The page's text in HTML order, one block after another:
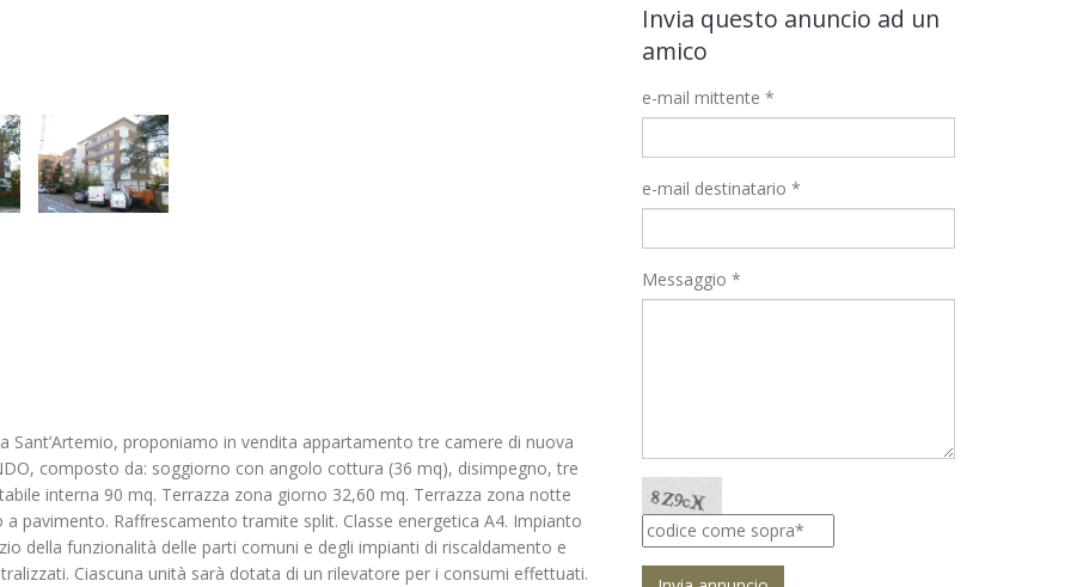
Sant’Artemio, proponiamo in vendita appartamento tre camere di nuova
composto da: soggiorno con angolo cottura (36 mq), disimpegno, tre
interna 90 mq. Terrazza zona giorno 32,60 mq. Terrazza zona notte
pavimento. Raffrescamento tramite split. Classe energetica A4. Impianto
della funzionalità delle parti comuni e degli impianti di riscaldamento e
Ciascuna unità sarà dotata di un rilevatore per i consumi effettuati.
Invia questo anuncio ad un
amico
e-mail mittente *
e-mail destinatario *
Messaggio *